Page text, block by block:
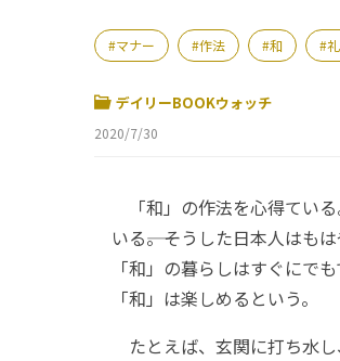
マナー 作法 和
デイリーBOOKウォッチ
2020/7/30
「和」の作法を心得てい
いる――。そうした日本人はも
「和」の暮らしはすぐにで
「和」は楽しめるという。
たとえば、玄関に打ち水